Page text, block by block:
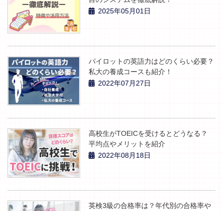
2025年05月01日
パイロットの英語力はどのくらい必要？
私大の養成コースも紹介！
2022年07月27日
高校生がTOEICを受けるとどうなる？
平均点やメリットを紹介
2022年08月18日
英検3級の合格率は？年代別の合格率や